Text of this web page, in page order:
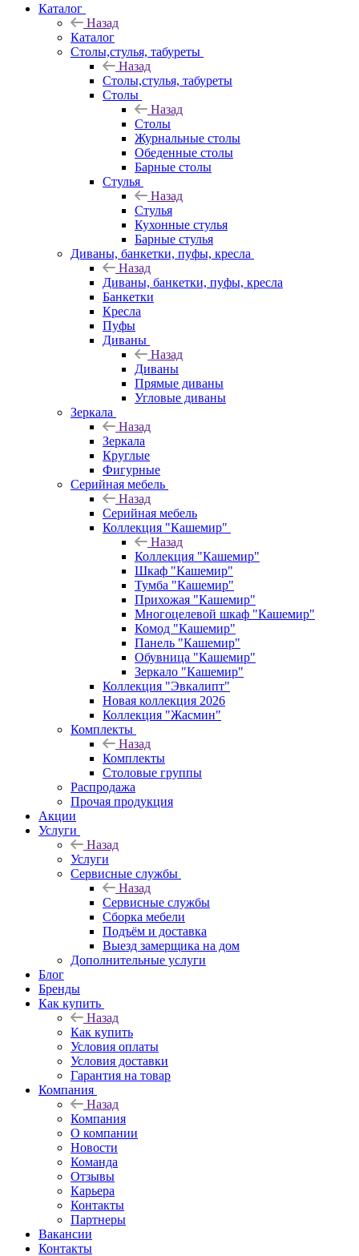
Каталог
Назад
Каталог
Столы,стулья, табуреты
Назад
Столы,стулья, табуреты
Столы
Назад
Столы
Журнальные столы
Обеденные столы
Барные столы
Стулья
Назад
Стулья
Кухонные стулья
Барные стулья
Диваны, банкетки, пуфы, кресла
Назад
Диваны, банкетки, пуфы, кресла
Банкетки
Кресла
Пуфы
Диваны
Назад
Диваны
Прямые диваны
Угловые диваны
Зеркала
Назад
Зеркала
Круглые
Фигурные
Серийная мебель
Назад
Серийная мебель
Коллекция "Кашемир"
Назад
Коллекция "Кашемир"
Шкаф "Кашемир"
Тумба "Кашемир"
Прихожая "Кашемир"
Многоцелевой шкаф "Кашемир"
Комод "Кашемир"
Панель "Кашемир"
Обувница "Кашемир"
Зеркало "Кашемир"
Коллекция "Эвкалипт"
Новая коллекция 2026
Коллекция "Жасмин"
Комплекты
Назад
Комплекты
Столовые группы
Распродажа
Прочая продукция
Акции
Услуги
Назад
Услуги
Сервисные службы
Назад
Сервисные службы
Сборка мебели
Подъём и доставка
Выезд замерщика на дом
Дополнительные услуги
Блог
Бренды
Как купить
Назад
Как купить
Условия оплаты
Условия доставки
Гарантия на товар
Компания
Назад
Компания
О компании
Новости
Команда
Отзывы
Карьера
Контакты
Партнеры
Вакансии
Контакты